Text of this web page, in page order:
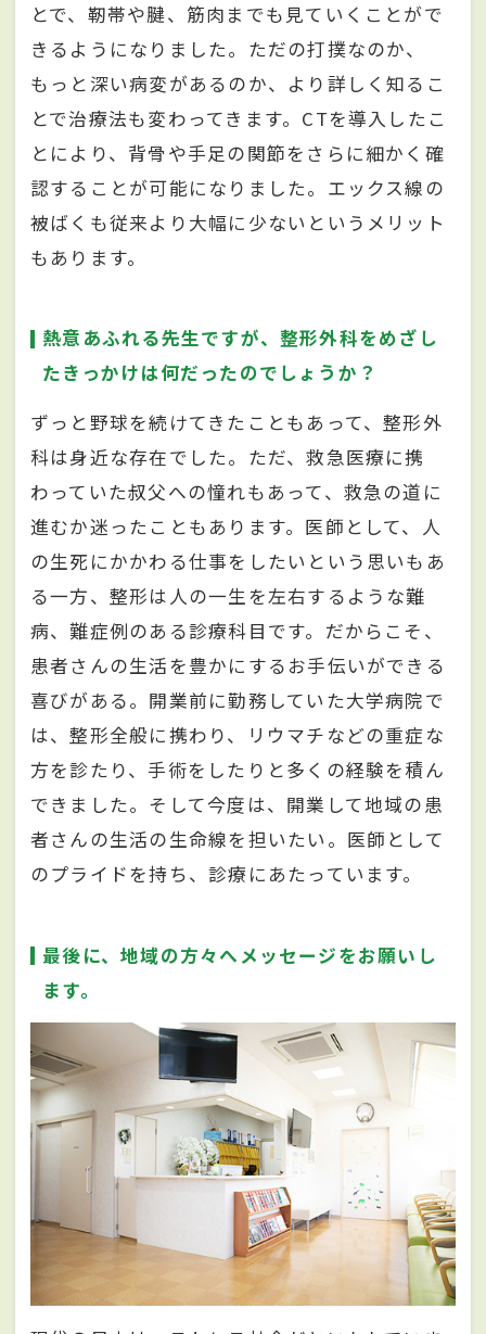
とで、靭帯や腱、筋肉までも見ていくことがで
きるようになりました。ただの打撲なのか、
もっと深い病変があるのか、より詳しく知るこ
とで治療法も変わってきます。CTを導入したこ
とにより、背骨や手足の関節をさらに細かく確
認することが可能になりました。エックス線の
被ばくも従来より大幅に少ないというメリット
もあります。
熱意あふれる先生ですが、整形外科をめざし
たきっかけは何だったのでしょうか？
ずっと野球を続けてきたこともあって、整形外
科は身近な存在でした。ただ、救急医療に携
わっていた叔父への憧れもあって、救急の道に
進むか迷ったこともあります。医師として、人
の生死にかかわる仕事をしたいという思いもあ
る一方、整形は人の一生を左右するような難
病、難症例のある診療科目です。だからこそ、
患者さんの生活を豊かにするお手伝いができる
喜びがある。開業前に勤務していた大学病院で
は、整形全般に携わり、リウマチなどの重症な
方を診たり、手術をしたりと多くの経験を積ん
できました。そして今度は、開業して地域の患
者さんの生活の生命線を担いたい。医師として
のプライドを持ち、診療にあたっています。
最後に、地域の方々へメッセージをお願いし
ます。